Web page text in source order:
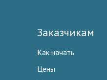
Заказчикам
Как начать
Цены